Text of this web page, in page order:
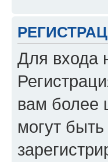
Для входа
вам более
могут